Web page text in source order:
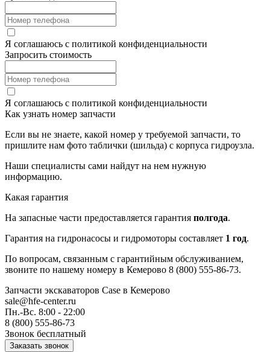
Я соглашаюсь с политикой конфиденциальности
Запросить стоимость
Я соглашаюсь с политикой конфиденциальности
Как узнать номер запчасти
Если вы не знаете, какой номер у требуемой запчасти, то
пришлите нам фото таблички (шильда) с корпуса гидроузла.
Наши специалисты сами найдут на нем нужную
информацию.
Какая гарантия
На запасные части предоставляется гарантия полгода.
Гарантия на гидронасосы и гидромоторы составляет 1 год.
По вопросам, связанным с гарантийным обслуживанием,
звоните по нашему номеру в Кемерово 8 (800) 555-86-73.
Запчасти экскаваторов Case в Кемерово
sale@hfe-center.ru
Пн.-Вс. 8:00 - 22:00
8 (800) 555-86-73
Звонок бесплатный